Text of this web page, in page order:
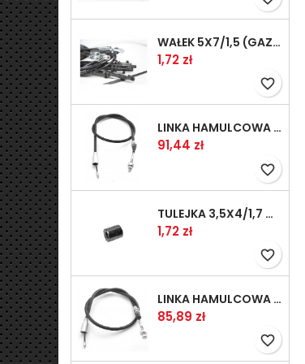
WAŁEK 5X7/1,5 (GAZ WSK)(PR5)
Cena
1,72 zł
favorite_border
LINKA HAMULCOWA PRZYCZEPY KNOTT 1240/1030 33921-1.11S
Cena
91,44 zł
favorite_border
TULEJKA 3,5X4/1,7 GAZÓW -OCYNK
Cena
1,72 zł
favorite_border
LINKA HAMULCOWA PRZYCZEPY KNOTT 1040/830 33921-1.07S
Cena
85,89 zł
favorite_border